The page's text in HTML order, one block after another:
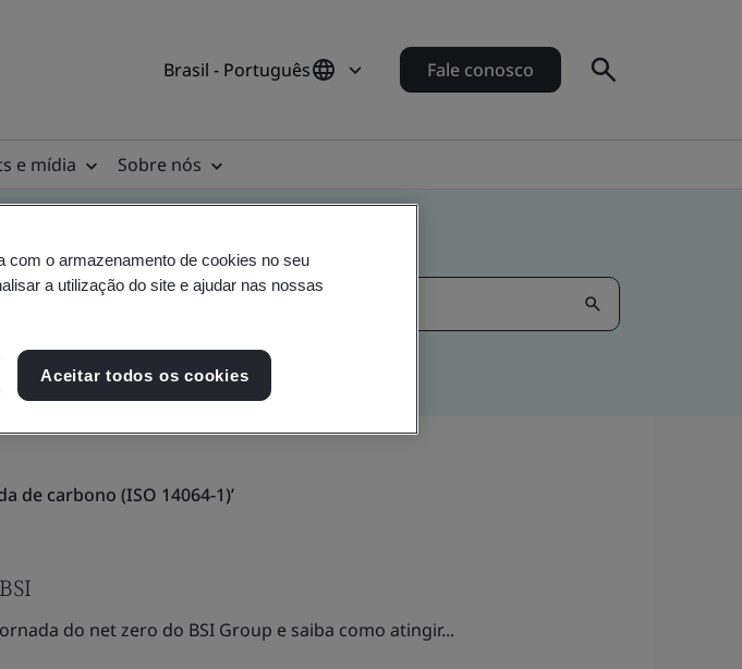
Brasil - Português Fale conosco
e mídia Sobre nós
de carbono (ISO 14064-1)’
do net zero do BSI Group e saiba como atingir...
o armazenamento de cookies no seu
a utilização do site e ajudar nas nossas
Aceitar todos os cookies